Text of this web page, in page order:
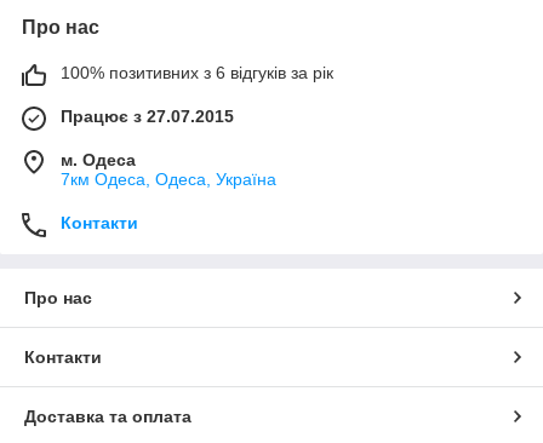
Про нас
100% позитивних з 6 відгуків за рік
Працює з 27.07.2015
м. Одеса
7км Одеса, Одеса, Україна
Контакти
Про нас
Контакти
Доставка та оплата